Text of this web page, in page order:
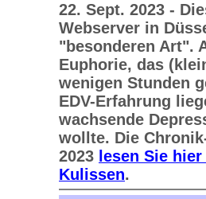
22. Sept. 2023 -
Webserver in
"besonderen Art".
Euphorie, das
wenigen Stunden
EDV-Erfahrung
wachsende
wollte. Die
2023 lesen Sie
Kulissen.